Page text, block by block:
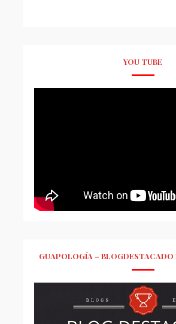
YOU TUBE
GUAPOLOGÍA – BLOGDESTACADO